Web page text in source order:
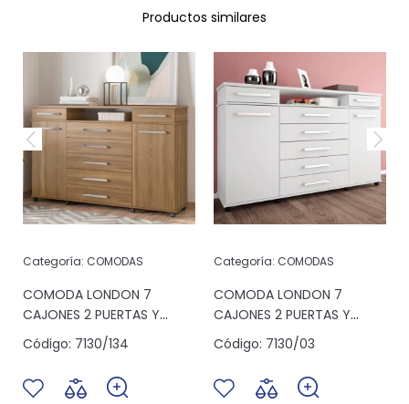
Productos similares
Categoría: COMODAS
COMODA LONDON 7
CAJONES 2 PUERTAS Y
ESPACIO ALMENDRA
Código: 7130/134
Categoría: COMODAS
COMODA LONDON 7
CAJONES 2 PUERTAS Y
ESPACIO BLANCO
Código: 7130/03